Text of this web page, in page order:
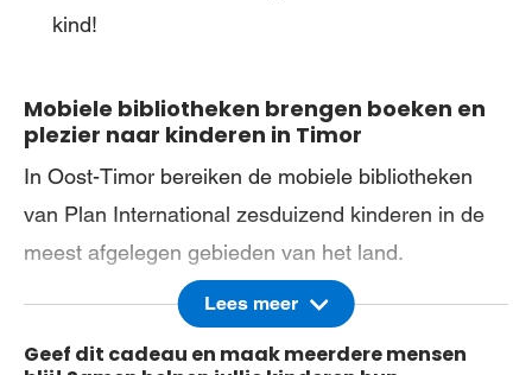
kind!
Mobiele bibliotheken brengen boeken en
plezier naar kinderen in Timor
In Oost-Timor bereiken de mobiele bibliotheken
van Plan International zesduizend kinderen in de
meest afgelegen gebieden van het land.
Kinderen die de rijdende bibliotheek bezoeken,
krijgen de kans om boeken te lezen, met
Lees meer
Geef dit cadeau en maak meerdere mensen